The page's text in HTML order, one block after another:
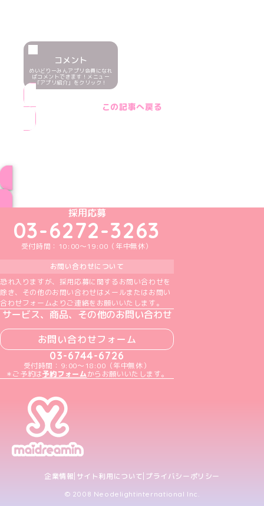
コメント
めいどりーみんアプリ会員になれ
ばコメントできます！メニュー
「アプリ紹介」をクリック！
この記事へ戻る
めいどりーみんTikTok公式アカウント
めいどりーみんX公式アカウント
めいどりーみんInstagram公式アカウント
めいどりーみんFacebook公式アカウン
めいどりーみんYouTube公式アカ
採用応募
03-6272-3263
受付時間：10:00～19:00（年中無休）
お問い合わせについて
恐れ入りますが、採用応募に関するお問い合わせを
除き、その他のお問い合わせはメールまたはお問い
合わせフォームよりご連絡をお願いいたします。
サービス、商品、その他のお問い合わせ
お問い合わせフォーム
03-6744-6726
受付時間：9:00～18:00（年中無休）
＊ご予約は予約フォームからお願いいたします。
企業情報 サイト利用について プライバシーポリシー
© 2008 Neodelightinternational Inc.